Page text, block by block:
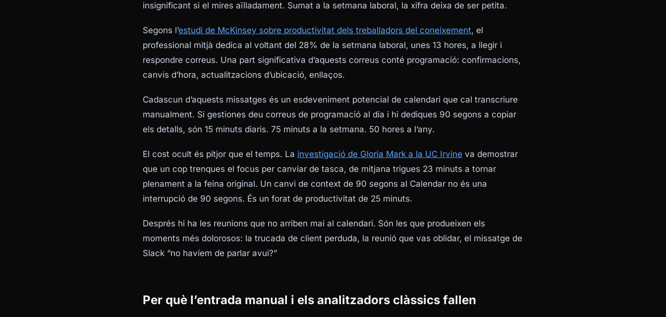
insignificant si el mires aïlladament. Sumat a la setmana laboral, la xifra deixa de ser petita.
Segons l’estudi de McKinsey sobre productivitat dels treballadors del coneixement, el
professional mitjà dedica al voltant del 28% de la setmana laboral, unes 13 hores, a llegir i
respondre correus. Una part significativa d’aquests correus conté programació: confirmacions,
canvis d’hora, actualitzacions d’ubicació, enllaços.
Cadascun d’aquests missatges és un esdeveniment potencial de calendari que cal transcriure
manualment. Si gestiones deu correus de programació al dia i hi dediques 90 segons a copiar
els detalls, són 15 minuts diaris. 75 minuts a la setmana. 50 hores a l’any.
El cost ocult és pitjor que el temps. La investigació de Gloria Mark a la UC Irvine va demostrar
que un cop trenques el focus per canviar de tasca, de mitjana trigues 23 minuts a tornar
plenament a la feina original. Un canvi de context de 90 segons al Calendar no és una
interrupció de 90 segons. És un forat de productivitat de 25 minuts.
Després hi ha les reunions que no arriben mai al calendari. Són les que produeixen els
moments més dolorosos: la trucada de client perduda, la reunió que vas oblidar, el missatge de
Slack “no havíem de parlar avui?”
Per què l’entrada manual i els analitzadors clàssics fallen